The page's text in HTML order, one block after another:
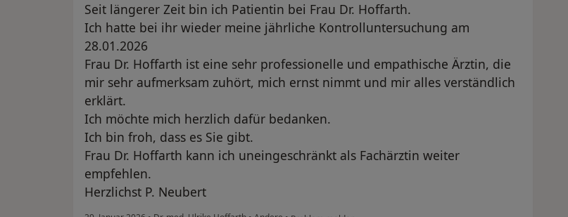
Seit längerer Zeit bin ich Patientin bei Frau Dr. Hoffarth.
Ich hatte bei ihr wieder meine jährliche Kontrolluntersuchung am
28.01.2026
Frau Dr. Hoffarth ist eine sehr professionelle und empathische Ärztin, die
mir sehr aufmerksam zuhört, mich ernst nimmt und mir alles verständlich
erklärt.
Ich möchte mich herzlich dafür bedanken.
Ich bin froh, dass es Sie gibt.
Frau Dr. Hoffarth kann ich uneingeschränkt als Fachärztin weiter
empfehlen.
Herzlichst P. Neubert